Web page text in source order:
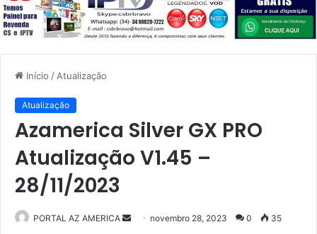
Início / Atualização
Atualização
Azamerica Silver GX PRO
Atualização V1.45 –
28/11/2023
PORTAL AZ AMERICA novembro 28, 2023 0 35